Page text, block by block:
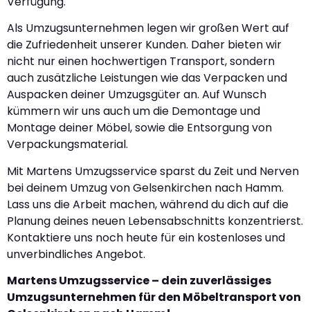
Als Umzugsunternehmen legen wir großen Wert auf
die Zufriedenheit unserer Kunden. Daher bieten wir
nicht nur einen hochwertigen Transport, sondern
auch zusätzliche Leistungen wie das Verpacken und
Auspacken deiner Umzugsgüter an. Auf Wunsch
kümmern wir uns auch um die Demontage und
Montage deiner Möbel, sowie die Entsorgung von
Verpackungsmaterial.
Mit Martens Umzugsservice sparst du Zeit und Nerven
bei deinem Umzug von Gelsenkirchen nach Hamm.
Lass uns die Arbeit machen, während du dich auf die
Planung deines neuen Lebensabschnitts konzentrierst.
Kontaktiere uns noch heute für ein kostenloses und
unverbindliches Angebot.
Martens Umzugsservice – dein zuverlässiges
Umzugsunternehmen für den Möbeltransport von